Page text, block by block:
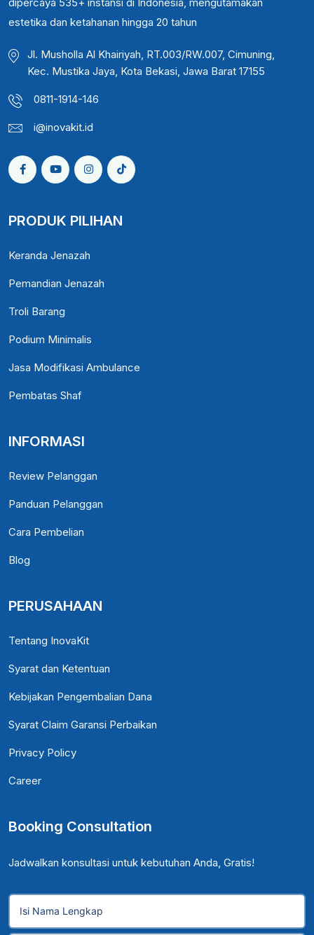
estetika dan ketahanan hingga 20 tahun
Jl. Musholla Al Khairiyah, RT.003/RW.007, Cimuning,
Kec. Mustika Jaya, Kota Bekasi, Jawa Barat 17155
0811-1914-146
i@inovakit.id
PRODUK PILIHAN
Keranda Jenazah
Pemandian Jenazah
Troli Barang
Podium Minimalis
Jasa Modifikasi Ambulance
Pembatas Shaf
INFORMASI
Review Pelanggan
Panduan Pelanggan
Cara Pembelian
Blog
PERUSAHAAN
Tentang InovaKit
Syarat dan Ketentuan
Kebijakan Pengembalian Dana
Syarat Claim Garansi Perbaikan
Privacy Policy
Career
Booking Consultation
Jadwalkan konsultasi untuk kebutuhan Anda, Gratis!